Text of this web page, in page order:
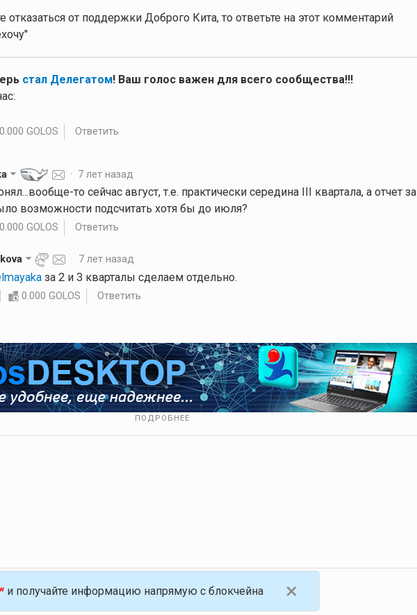
отказаться от поддержки Доброго Кита, то ответьте на этот комментарий
стал Делегатом! Ваш голос важен для всего сообщества!!!
0.000 GOLOS Ответить
· 7 лет назад
то сейчас август, т.е. практически середина III квартала, а отчет за I
возможности подсчитать хотя бы до июля?
0.000 GOLOS Ответить
· 7 лет назад
за 2 и 3 кварталы сделаем отдельно.
0.000 GOLOS Ответить
ПОДРОБНЕЕ
платформа, работающая на блокчейне Golos
×
и получайте информацию напрямую с блокчейна